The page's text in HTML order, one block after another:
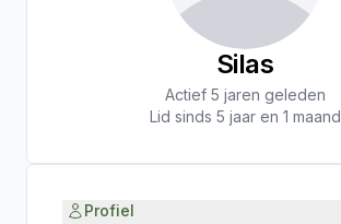
Silas
Actief 5 jaren geleden
Lid sinds 5 jaar en 1 maand
Profiel